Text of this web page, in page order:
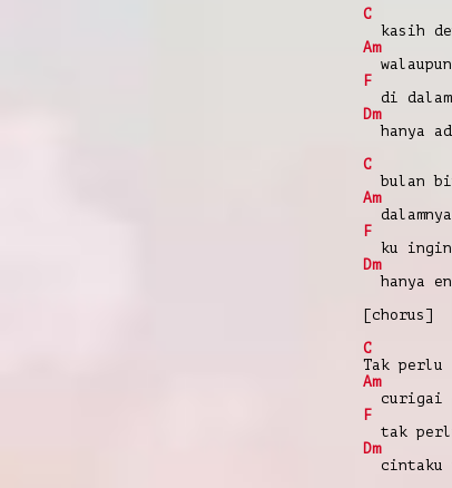
C
kasih
Am
F
di
Dm
hanya
C
bulan
Am
F
ku ingin
Dm
hanya
[chorus]
C
Tak perlu
Am
curigai
F
tak
Dm
cintaku